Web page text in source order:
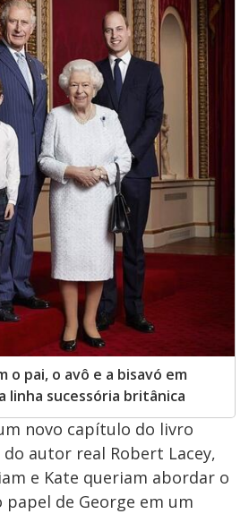
o pai, o avô e a bisavó em
linha sucessória britânica
novo capítulo do livro
do autor real Robert Lacey,
e Kate queriam abordar o
de George em um